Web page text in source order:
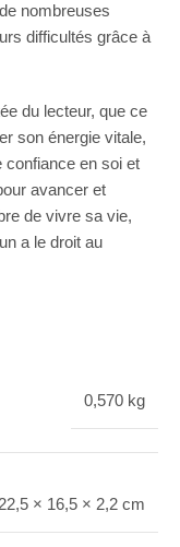
0,570 kg
× 16,5 × 2,2 cm
nombreuses
difficultés grâce à
du lecteur, que ce
son énergie vitale,
confiance en soi et
avancer et
de vivre sa vie,
a le droit au